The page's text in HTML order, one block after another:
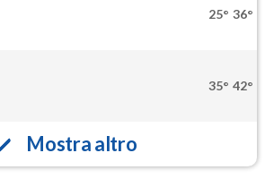
25° 36°
35° 42°
Mostra altro